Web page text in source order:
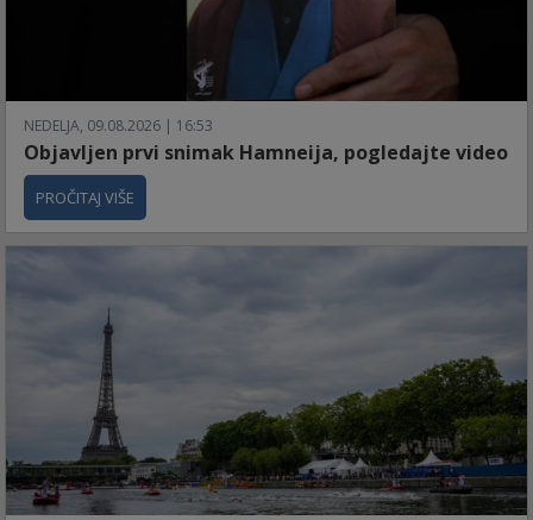
NEDELJA, 09.08.2026 | 16:53
Objavljen prvi snimak Hamneija, pogledajte video
PROČITAJ VIŠE